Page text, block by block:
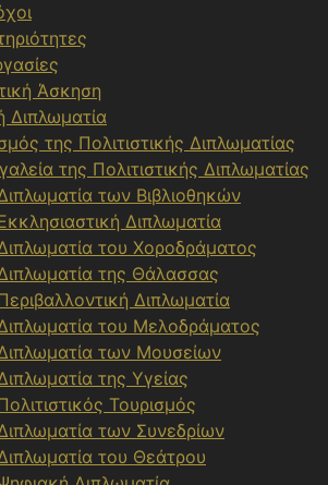
Άσκηση
Διπλωματία
της Πολιτιστικής Διπλωματίας
της Πολιτιστικής Διπλωματίας
των Βιβλιοθηκών
Διπλωματία
του Χοροδράματος
της Θάλασσας
Διπλωματία
του Μελοδράματος
των Μουσείων
της Υγείας
Τουρισμός
των Συνεδρίων
του Θεάτρου